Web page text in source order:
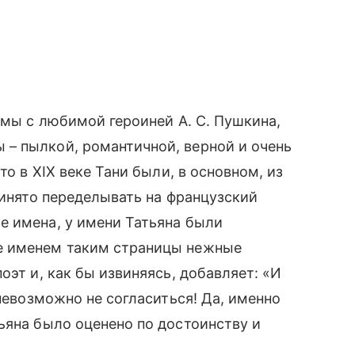
мы с любимой героиней А. С. Пушкина,
пылкой, романтичной, верной и очень
в XIX веке Тани были, в основном, из
переделывать на французский
имена, у имени Татьяна были
таким страницы нежные
и, как бы извиняясь, добавляет: «И
не согласиться! Да, именно
было оценено по достоинству и